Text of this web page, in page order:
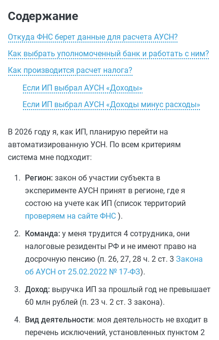
Содержание
Откуда ФНС берет данные для расчета АУСН?
Как выбрать уполномоченный банк и работать с ним?
Как производится расчет налога?
Если ИП выбрал АУСН «Доходы»
Если ИП выбрал АУСН «Доходы минус расходы»
В 2026 году я, как ИП, планирую перейти на
автоматизированную УСН. По всем критериям
система мне подходит:
Регион: закон об участии субъекта в
эксперименте АУСН принят в регионе, где я
состою на учете как ИП (список территорий
проверяем на сайте ФНС ).
Команда: у меня трудится 4 сотрудника, они
налоговые резиденты РФ и не имеют право на
досрочную пенсию (п. 26, 27, 28 ч. 2 ст. 3 Закона
об АУСН от 25.02.2022 № 17-ФЗ).
Доход: выручка ИП за прошлый год не превышает
60 млн рублей (п. 23 ч. 2 ст. 3 закона).
Вид деятельности: моя деятельность не входит в
перечень исключений, установленных пунктом 2